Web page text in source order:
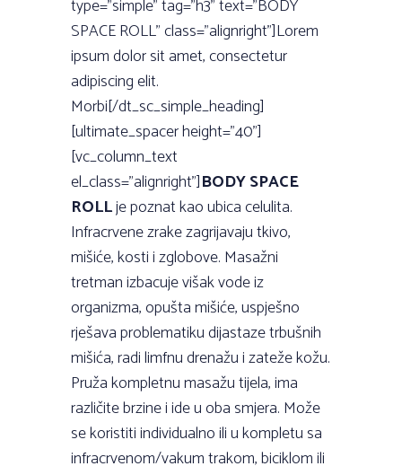
type=”simple” tag=”h3” text=”BODY
SPACE ROLL” class=”alignright”]Lorem
ipsum dolor sit amet, consectetur
adipiscing elit.
Morbi[/dt_sc_simple_heading]
[ultimate_spacer height=”40”]
[vc_column_text
el_class=”alignright”]BODY SPACE
ROLLje poznat kao ubica celulita.
Infracrvene zrake zagrijavaju tkivo,
mišiće, kosti i zglobove. Masažni
tretman izbacuje višak vode iz
organizma, opušta mišiće, uspješno
rješava problematiku dijastaze trbušnih
mišića, radi limfnu drenažu i zateže kožu.
Pruža kompletnu masažu tijela, ima
različite brzine i ide u oba smjera. Može
se koristiti individualno ili u kompletu sa
infracrvenom/vakum trakom, biciklom ili